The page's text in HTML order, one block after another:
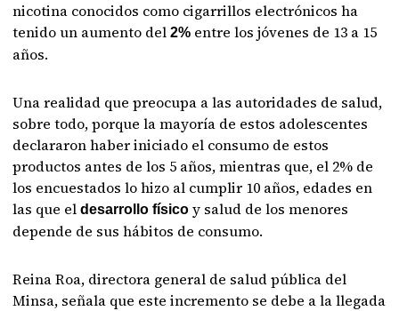
nicotina conocidos como cigarrillos electrónicos ha
tenido un aumento del2% entre los jóvenes de 13 a 15
años.
Una realidad que preocupa a las autoridades de salud,
sobre todo, porque la mayoría de estos adolescentes
declararon haber iniciado el consumo de estos
productos antes de los 5 años, mientras que, el 2% de
los encuestados lo hizo al cumplir 10 años, edades en
las que eldesarrollo físico y salud de los menores
depende de sus hábitos de consumo.
Reina Roa, directora general de salud pública del
Minsa, señala que este incremento se debe a la llegada